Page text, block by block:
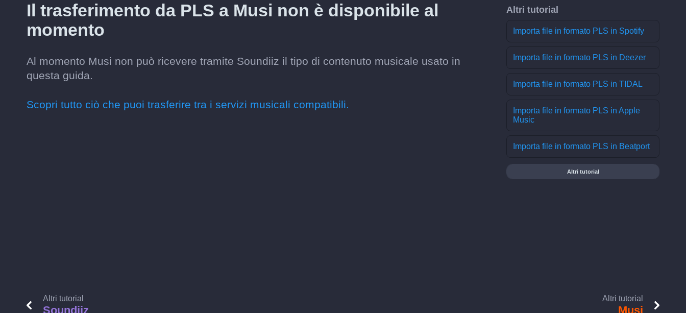
Il trasferimento da PLS a Musi non è disponibile al
momento
Al momento Musi non può ricevere tramite Soundiiz il tipo di contenuto musicale usato in
questa guida.
Scopri tutto ciò che puoi trasferire tra i servizi musicali compatibili.
Altri tutorial
Importa file in formato PLS in Spotify
Importa file in formato PLS in Deezer
Importa file in formato PLS in TIDAL
Importa file in formato PLS in Apple
Music
Importa file in formato PLS in Beatport
Altri tutorial
Altri tutorial
Soundiiz
Altri tutorial
Musi